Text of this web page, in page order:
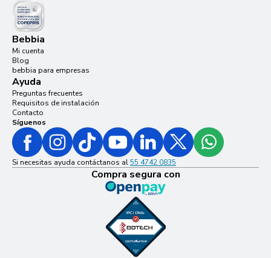
Bebbia
Mi cuenta
Blog
bebbia para empresas
Ayuda
Preguntas frecuentes
Requisitos de instalación
Contacto
Síguenos
Si necesitas ayuda contáctanos al 55 4742 0835
Compra segura con